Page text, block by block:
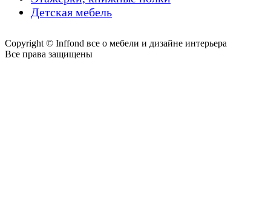
Детская мебель
Copyright © Inffond все о мебели и дизайне интерьера
Все права защищены